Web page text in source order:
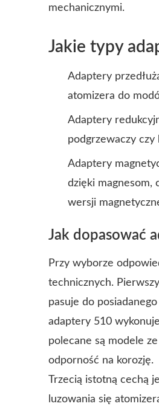
mechanicznymi.
Jakie typy
Adaptery
atomizera do
Adaptery
podgrzewaczy
Adaptery
dzięki magnesom,
wersji
Jak dopasować
Przy wyborze
technicznych.
pasuje do
adaptery 510
polecane są modele
odporność na korozję.
Trzecią istotną cechą
luzowania się